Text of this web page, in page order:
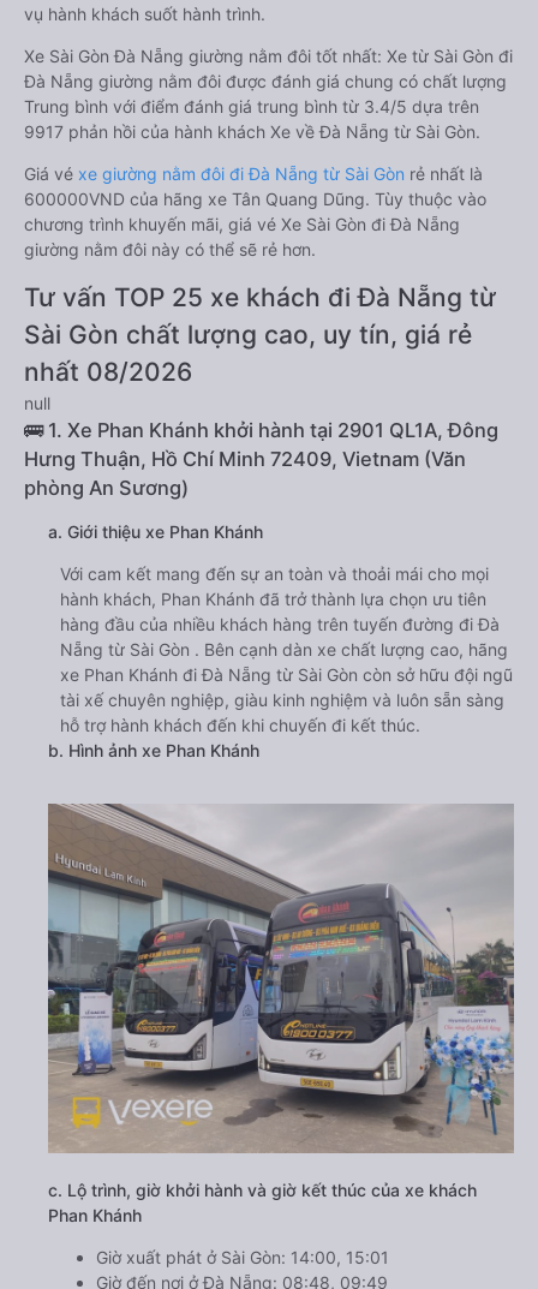
vụ hành khách suốt hành trình.
Xe Sài Gòn Đà Nẵng giường nằm đôi tốt nhất: Xe từ Sài Gòn đi
Đà Nẵng giường nằm đôi được đánh giá chung có chất lượng
Trung bình với điểm đánh giá trung bình từ 3.4/5 dựa trên
9917 phản hồi của hành khách Xe về Đà Nẵng từ Sài Gòn.
Giá vé xe giường nằm đôi đi Đà Nẵng từ Sài Gòn rẻ nhất là
600000VND của hãng xe Tân Quang Dũng. Tùy thuộc vào
chương trình khuyến mãi, giá vé Xe Sài Gòn đi Đà Nẵng
giường nằm đôi này có thể sẽ rẻ hơn.
Tư vấn TOP 25 xe khách đi Đà Nẵng từ
Sài Gòn chất lượng cao, uy tín, giá rẻ
nhất 08/2026
null
🚌 1. Xe Phan Khánh khởi hành tại 2901 QL1A, Đông
Hưng Thuận, Hồ Chí Minh 72409, Vietnam (Văn
phòng An Sương)
a. Giới thiệu xe Phan Khánh
Với cam kết mang đến sự an toàn và thoải mái cho mọi
hành khách, Phan Khánh đã trở thành lựa chọn ưu tiên
hàng đầu của nhiều khách hàng trên tuyến đường đi Đà
Nẵng từ Sài Gòn . Bên cạnh dàn xe chất lượng cao, hãng
xe Phan Khánh đi Đà Nẵng từ Sài Gòn còn sở hữu đội ngũ
tài xế chuyên nghiệp, giàu kinh nghiệm và luôn sẵn sàng
hỗ trợ hành khách đến khi chuyến đi kết thúc.
b. Hình ảnh xe Phan Khánh
c. Lộ trình, giờ khởi hành và giờ kết thúc của xe khách
Phan Khánh
Giờ xuất phát ở Sài Gòn: 14:00, 15:01
Giờ đến nơi ở Đà Nẵng: 08:48, 09:49